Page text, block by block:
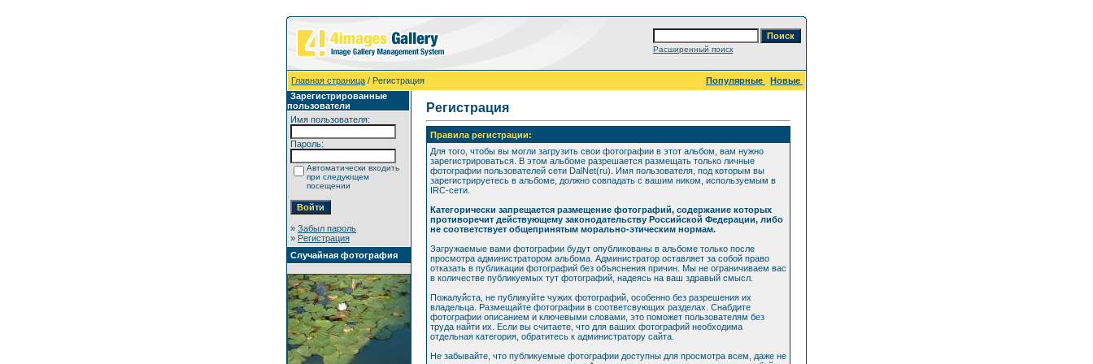
Расширенный поиск
Главная страница / Регистрация Популярные
Новые
Зарегистрированные
пользователи
Имя пользователя:
Пароль:
Автоматически входить
при следующем
посещении
» Забыл пароль
» Регистрация
Случайная фотография
Регистрация
Правила регистрации:
Для того, чтобы вы могли загрузить свои фотографии в этот альбом, вам нужно
зарегистрироваться. В этом альбоме разрешается размещать только личные
фотографии пользователей сети DalNet(ru). Имя пользователя, под которым вы
зарегистрируетесь в альбоме, должно совпадать с вашим ником, используемым в
IRC-сети.
Категорически запрещается размещение фотографий, содержание которых
противоречит действующему законодательству Российской Федерации, либо
не соответствует общепринятым морально-этическим нормам.
Загружаемые вами фотографии будут опубликованы в альбоме только после
просмотра администратором альбома. Администратор оставляет за собой право
отказать в публикации фотографий без объяснения причин. Мы не ограничиваем вас
в количестве публикуемых тут фотографий, надеясь на ваш здравый смысл.
Пожалуйста, не публикуйте чужих фотографий, особенно без разрешения их
владельца. Размещайте фотографии в соответсвующих разделах. Снабдите
фотографии описанием и ключевыми словами, это поможет пользователям без
труда найти их. Если вы считаете, что для ваших фотографий необходима
отдельная категория, обратитесь к администратору сайта.
Не забывайте, что публикуемые фотографии доступны для просмотра всем, даже не